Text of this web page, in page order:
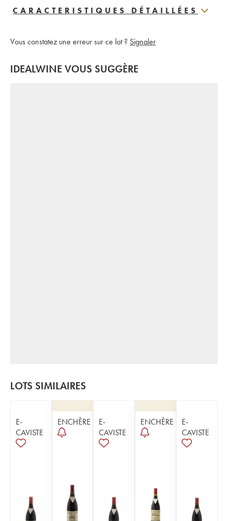
CARACTERISTIQUES DÉTAILLÉES
Vous constatez une erreur sur ce lot ? Signaler
IDEALWINE VOUS SUGGÈRE
LOTS SIMILAIRES
E-
CAVISTE
ENCHÈRE
E-
CAVISTE
ENCHÈRE
E-
CAVISTE